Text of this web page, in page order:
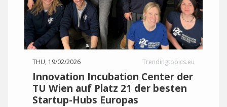
THU, 19/02/2026 Trendingtopics.eu
Innovation Incubation Center der
TU Wien auf Platz 21 der besten
Startup-Hubs Europas